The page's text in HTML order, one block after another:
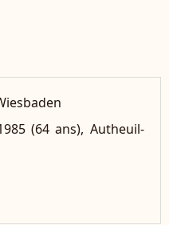
(64 ans), Autheuil-